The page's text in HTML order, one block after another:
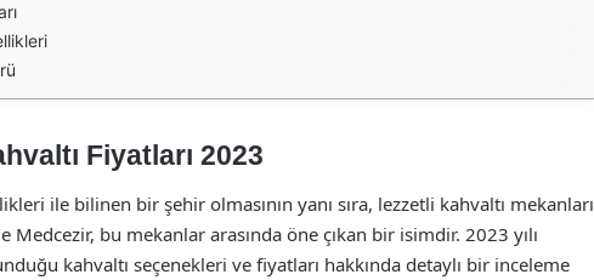
Fiyatları 2023
ile bilinen bir şehir olmasının yanı sıra, lezzetli kahvaltı mekanları
bu mekanlar arasında öne çıkan bir isimdir. 2023 yılı
kahvaltı seçenekleri ve fiyatları hakkında detaylı bir inceleme